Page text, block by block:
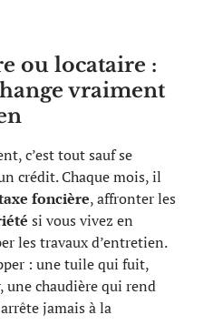
ou locataire :
vraiment
c’est tout sauf se
crédit. Chaque mois, il
foncière, affronter les
si vous vivez en
les travaux d’entretien.
: une tuile qui fuit,
une chaudière qui rend
jamais à la